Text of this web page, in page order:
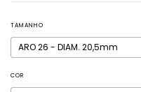
TAMANHO
COR